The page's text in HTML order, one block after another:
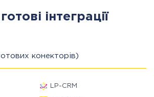
готові інтеграції
конекторів)
LP-CRM